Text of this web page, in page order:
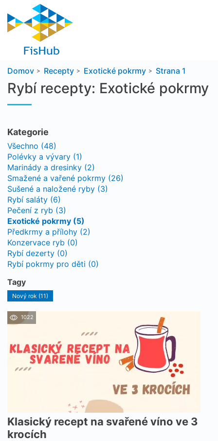
Domov Recepty Exotické pokrmy Strana 1
Rybí recepty: Exotické pokrmy
Kategorie
Všechno (48)
Polévky a vývary (1)
Marinády a dresinky (2)
Smažené a vařené pokrmy (26)
Sušené a naložené ryby (3)
Rybí saláty (6)
Pečení z ryb (3)
Exotické pokrmy (5)
Předkrmy a přílohy (2)
Konzervace ryb (0)
Rybí dezerty (0)
Rybí pokrmy pro děti (0)
Tagy
Nový rok (11)
1022
Klasický recept na svařené víno ve 3
krocích